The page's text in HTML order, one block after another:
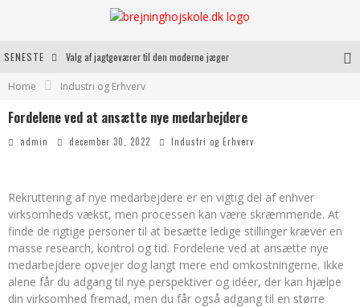
SENESTE Valg af jagtgeværer til den moderne jæger
Fordele ved at bruge bagestål i dit køkken
Home Industri og Erhverv
Fordelene ved at ansætte nye medarbejdere
admin december 30, 2022 Industri og Erhverv
Rekruttering af nye medarbejdere er en vigtig del af enhver
virksomheds vækst, men processen kan være skræmmende. At
finde de rigtige personer til at besætte ledige stillinger kræver en
masse research, kontrol og tid. Fordelene ved at ansætte nye
medarbejdere opvejer dog langt mere end omkostningerne. Ikke
alene får du adgang til nye perspektiver og idéer, der kan hjælpe
din virksomhed fremad, men du får også adgang til en større